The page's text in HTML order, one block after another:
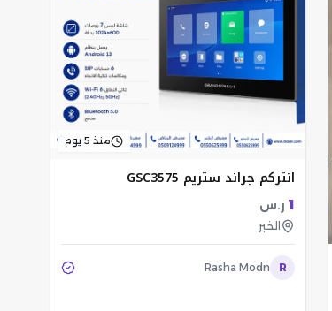
منذ 5 يوم
انتركم جراند ستريم GSC3575
1 ر.س
الخبر
R
Rasha Modn